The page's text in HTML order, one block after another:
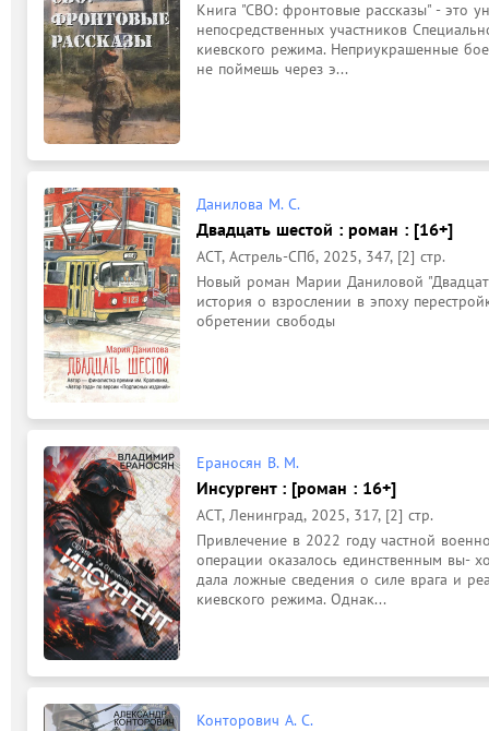
Книга "СВО: фронтовые рассказы" - это
непосредственных участников
киевского режима. Неприукрашенные
не поймешь через э...
Данилова М. С.
Двадцать шестой : роман : [16+]
АСТ, Астрель-СПб, 2025, 347, [2] стр.
Новый роман Марии Даниловой
история о взрослении в эпоху
обретении свободы
Ераносян В. М.
Инсургент : [роман : 16+]
АСТ, Ленинград, 2025, 317, [2] стр.
Привлечение в 2022 году частной
операции оказалось единственным вы-
дала ложные сведения о силе врага и
киевского режима. Однак...
Конторович А. С.